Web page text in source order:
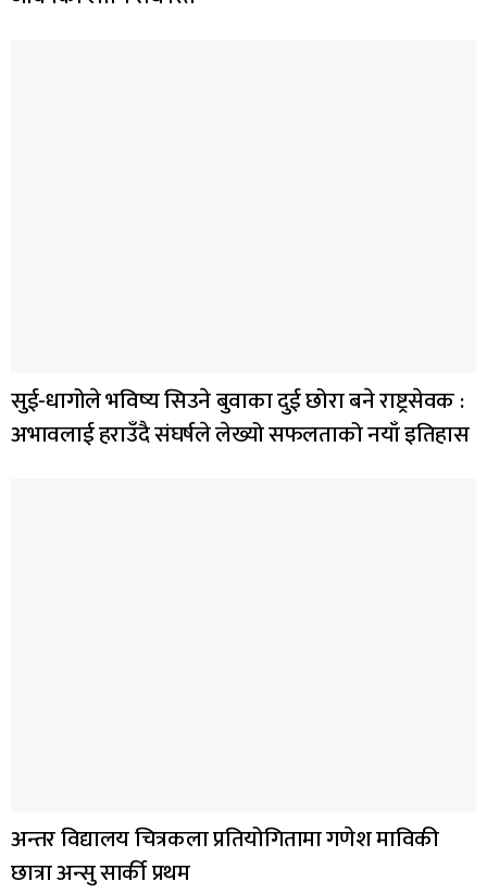
सुई-धागोले भविष्य सिउने बुवाका दुई छोरा बने राष्ट्रसेवक :
अभावलाई हराउँदै संघर्षले लेख्यो सफलताको नयाँ इतिहास
अन्तर विद्यालय चित्रकला प्रतियोगितामा गणेश माविकी
छात्रा अन्सु सार्की प्रथम